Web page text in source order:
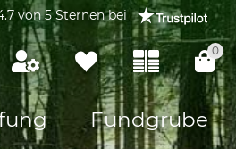
von 5 Sternen bei
0
Fundgrube